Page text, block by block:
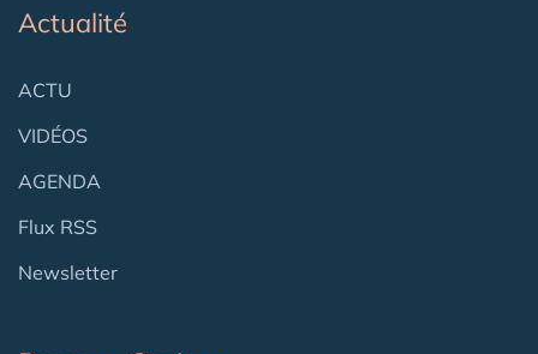
Actualité
ACTU
VIDÉOS
AGENDA
Flux RSS
Newsletter